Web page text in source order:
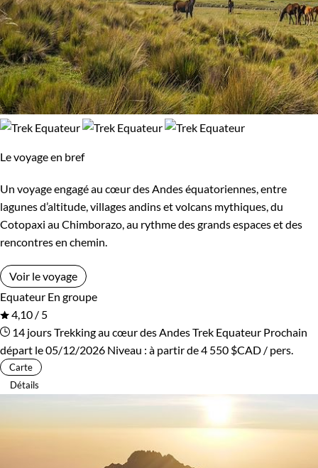
Le voyage en bref
Un voyage engagé au cœur des Andes équatoriennes, entre
lagunes d’altitude, villages andins et volcans mythiques, du
Cotopaxi au Chimborazo, au rythme des grands espaces et des
rencontres en chemin.
Voir le voyage
Equateur En groupe
4,10 / 5
14 joursTrekking au cœur des AndesTrek Equateur Prochain
départ le 05/12/2026 Niveau : à partir de4 550 $CAD / pers.
Carte
Détails